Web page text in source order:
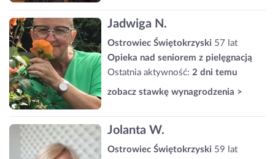
Jadwiga N.
Ostrowiec Świętokrzyski 57 lat
Opieka nad seniorem z pielęgnacją
Ostatnia aktywność: 2 dni temu
zobacz stawkę wynagrodzenia >
Jolanta W.
Ostrowiec Świętokrzyski 59 lat